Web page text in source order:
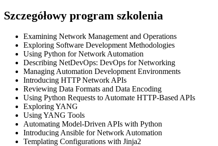
Szczegółowy program szkolenia
Examining Network Management and Operations
Exploring Software Development Methodologies
Using Python for Network Automation
Describing NetDevOps: DevOps for Networking
Managing Automation Development Environments
Introducing HTTP Network APIs
Reviewing Data Formats and Data Encoding
Using Python Requests to Automate HTTP-Based APIs
Exploring YANG
Using YANG Tools
Automating Model-Driven APIs with Python
Introducing Ansible for Network Automation
Templating Configurations with Jinja2